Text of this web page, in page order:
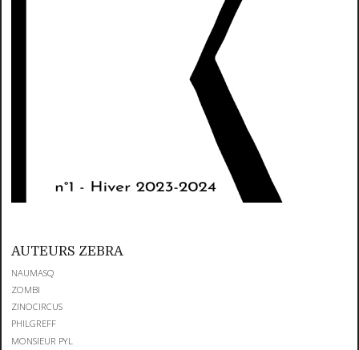
AUTEURS ZEBRA
NAUMASQ
ZOMBI
ZINOCIRCUS
PHILGREFF
MONSIEUR PYL